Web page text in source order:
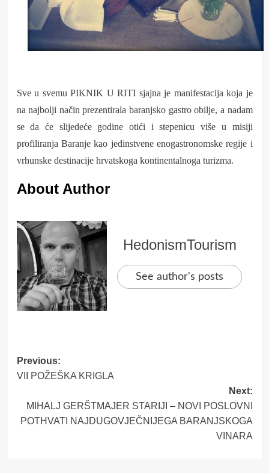
Sve u svemu PIKNIK U RITI sjajna je manifestacija koja je
na najbolji način prezentirala baranjsko gastro obilje, a nadam
se da će slijedeće godine otići i stepenicu više u misiji
profiliranja Baranje kao jedinstvene enogastronomske regije i
vrhunske destinacije hrvatskoga kontinentalnoga turizma.
About Author
HedonismTourism
See author's posts
Post
navigation
Previous:
VII POŽEŠKA KRIGLA
Next:
MIHALJ GERŠTMAJER STARIJI – NOVI POSLOVNI
POTHVATI NAJDUGOVJEČNIJEGA BARANJSKOGA
VINARA